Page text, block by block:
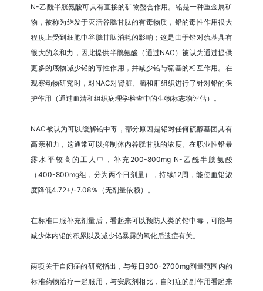
N-乙酰半胱氨酸可具有直接的矿物螯合作用。铅是一种重金属矿
物，被称为继发于灭活谷胱甘肽的有毒物质，铅的毒性作用很大
程度上受到细胞中谷胱甘肽消耗的影响；这是由于铅对巯基具有
很大的亲和力，因此提供半胱氨酸（通过NAC）被认为通过提供
更多的底物减少铅的毒性作用，并减少铅与巯基的相互作用。在
观察动物研究时，对NAC对肾脏、脑和肝组织进行了针对铅的保
护作用（通过血清和组织病理学检查中的生物标志物评估）。
NAC被认为可以缓解铅中毒，部分原因是铅对任何硫醇基团具有
高亲和力，这通常可以抑制体内谷胱甘肽的浓度。在职业性铅暴
露水平较高的工人中，补充200-800mg N-乙酰半胱氨酸
（400-800mg组，分为两个日剂量），持续12周，能使血铅浓
度降低4.72+/-7.08％（无剂量依赖）。
在标准口服补充剂量后，看起来可以预防人类的铅中毒，可能与
减少体内铅的积累以及减少铅暴露的氧化后遗症有关。
两项关于自闭症的研究指出，与每日900-2700mg剂量范围内的
标准药物治疗一起服用，与安慰剂相比，自闭症的副作用看起来